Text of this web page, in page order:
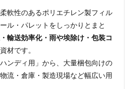
軟性のあるポリエチレン製フィル
ル・パレットをしっかりとまと
輸送効率化・雨や埃除け・包装コ
材です。
ンディ用」から、大量梱包向けの
流・倉庫・製造現場など幅広い用